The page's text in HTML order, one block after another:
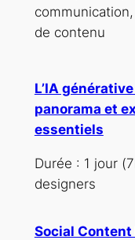
de contenu
L’IA
panorama et
essentiels
Durée : 1 jour
designers
Social